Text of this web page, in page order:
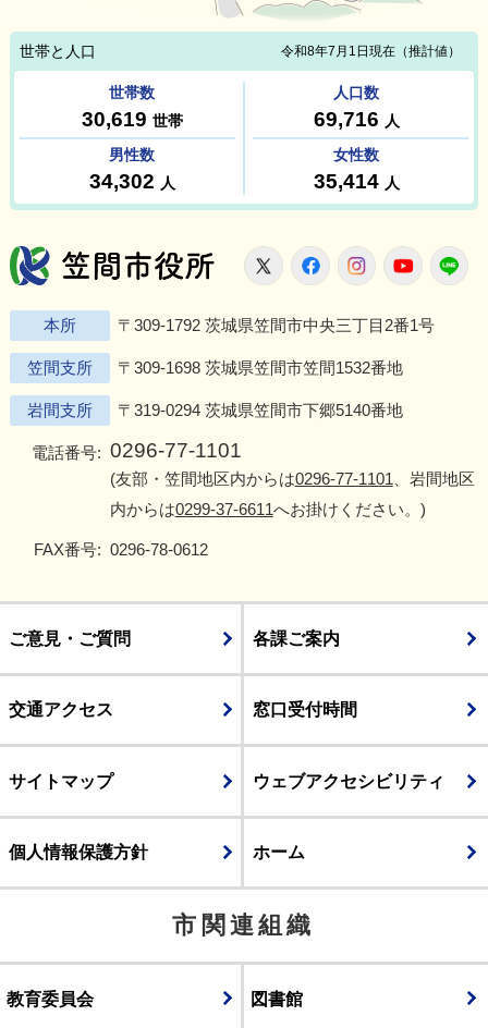
笠間市役所
X FacebookInstagram
本所 〒309-1792 茨城県笠間市中央三丁目2番1号
笠間支所 〒309-1698 茨城県笠間市笠間1532番地
岩間支所 〒319-0294 茨城県笠間市下郷5140番地
電話番号: 0296-77-1101
(友部・笠間地区内からは0296-77-1101 、岩間地区
内からは0299-37-6611へお掛けください。)
FAX番号: 0296-78-0612
ご意見・ご質問 各課ご案内
交通アクセス 窓口受付時間
サイトマップ ウェブアクセシビリティ
個人情報保護方針 ホーム
市関連組織
教育委員会 図書館